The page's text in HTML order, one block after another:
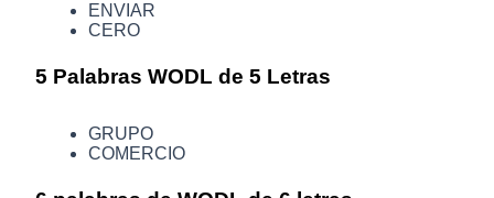
Power Piggy
ENVIAR
CERO
5 Palabras WODL de 5 Letras
GRUPO
COMERCIO